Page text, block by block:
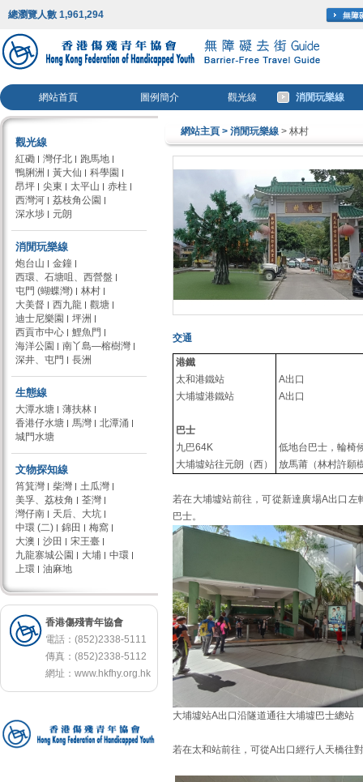
總瀏覽人數 1,961,294
網站首頁 圖例簡介 觀光線 消閒玩樂線
觀光線
紅磡 灣仔北
跑馬地
鴨脷洲
黃大仙
科學園
昂坪
尖東 太平山
赤柱
西灣河
荔枝角公園
深水埗
元朗
消閒玩樂線
炮台山
金鐘
西環、石塘咀、西營盤
屯門 (蝴蝶灣)
林村
大美督
西九龍
觀塘
迪士尼樂園
坪洲
西貢市中心
鯉魚門
海洋公園
南丫島—榕樹灣
深井、屯門
長洲
生態線
大潭水塘
薄扶林
香港仔水塘
馬灣
北潭涌
城門水塘
文物探知線
筲箕灣 柴灣
土瓜灣
美孚、荔枝角
荃灣
灣仔南
天后、大坑
中環 (二)
錦田
梅窩
大澳
沙田
宋王臺
九龍寨城公園
大埔
中環
上環
油麻地
香港傷殘青年協會
電話：(852)2338-5111
傳真：(852)2338-5112
網址： www.hkfhy.org.hk
網站主頁 > 消閒玩樂線 > 林村
交通
港鐵
太和港鐵站
大埔墟港鐵站
巴士
九巴64K
大埔墟站往元朗（西）
A出口
A出口
低地台巴士，輪椅
放馬莆（林村許願
若在大埔墟站前往，可從新達廣場A出口
巴士。
大埔墟站A出口沿隧道通往大埔墟巴士總站
若在太和站前往，可從A出口經行人天橋往